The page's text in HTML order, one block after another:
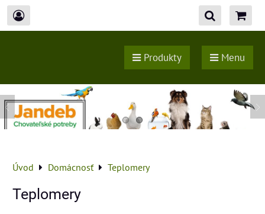
Produkty Menu
Úvod Domácnosť Teplomery
Teplomery